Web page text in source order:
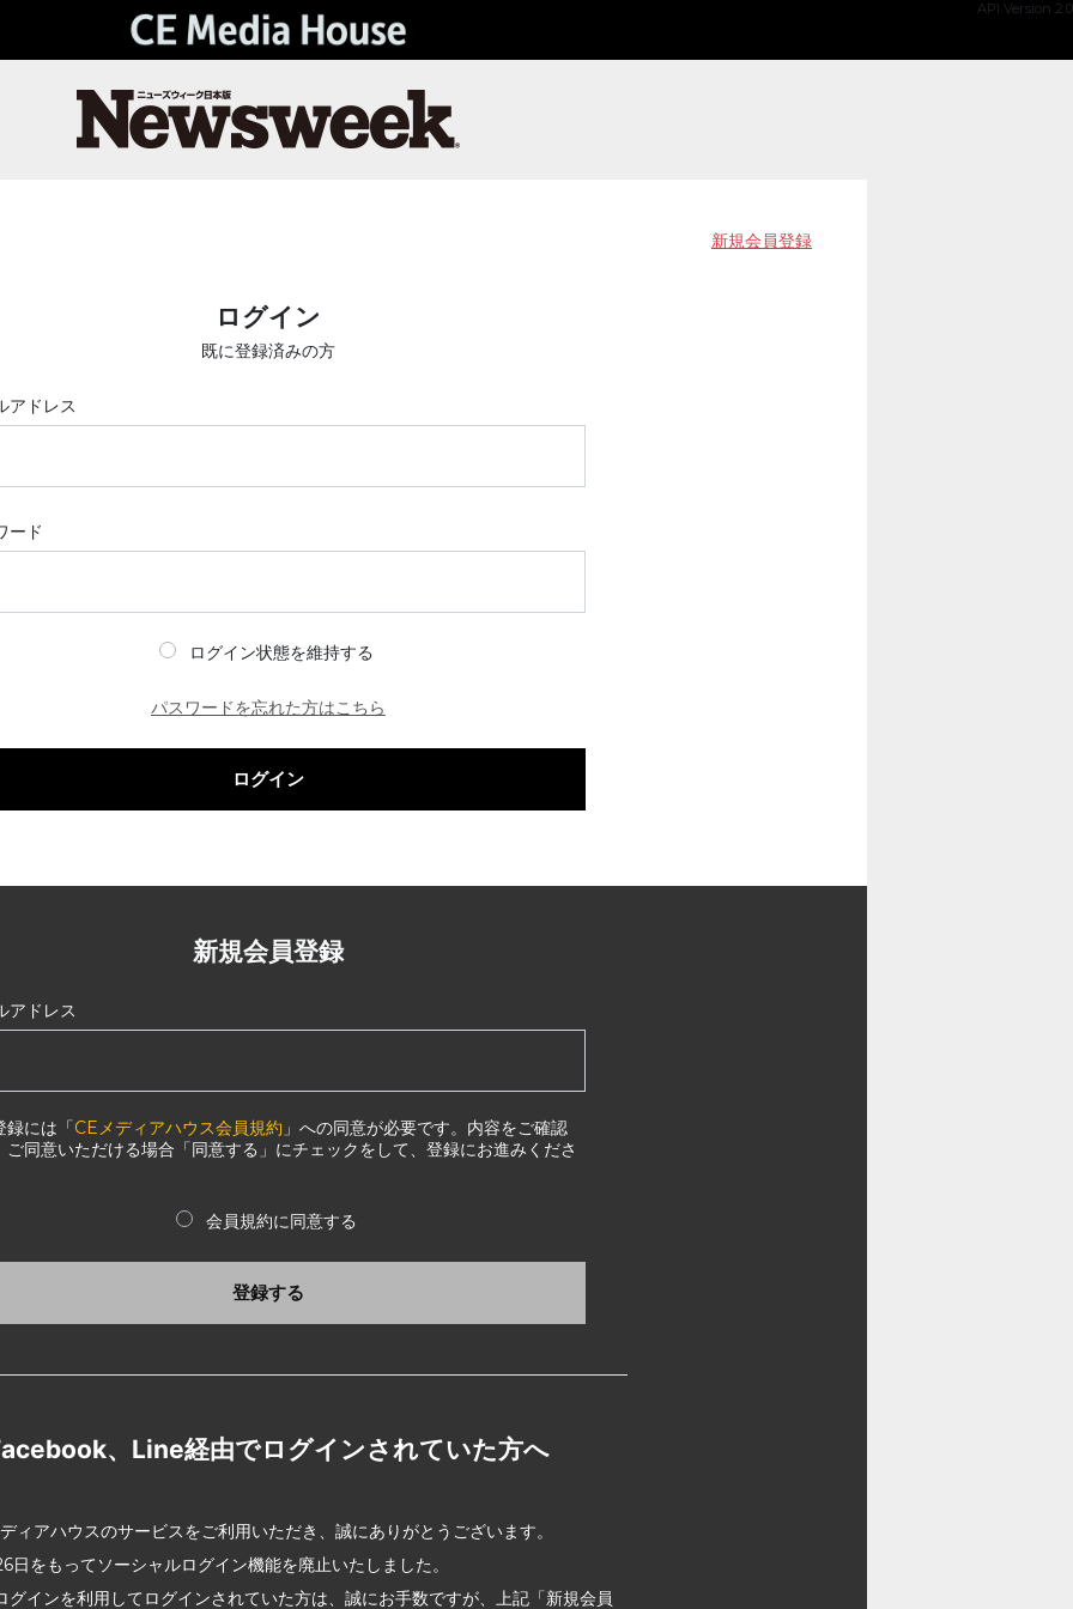
API Version 2.0
新規会員登録
ログイン
既に登録済みの方
アドレス
ード
ログイン状態を維持する
パスワードを忘れた方はこちら
ログイン
新規会員登録
アドレス
録には「CEメディアハウス会員規約 」への同意が必要です。内容をご確認
ご同意いただける場合「同意する」にチェックをして、登録にお進みくださ
会員規約に同意する
登録する
、Line経由でログインされていた方へ
ィアハウスのサービスをご利用いただき、誠にありがとうございます。
日をもってソーシャルログイン機能を廃止いたしました。
グインを利用してログインされていた方は、誠にお手数ですが、上記「新規会員